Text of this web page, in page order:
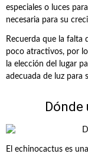
especiales o luces
necesaria para su
Recuerda que la falta
poco atractivos, por
la elección del lugar
adecuada de luz para
Dónde
El echinocactus es